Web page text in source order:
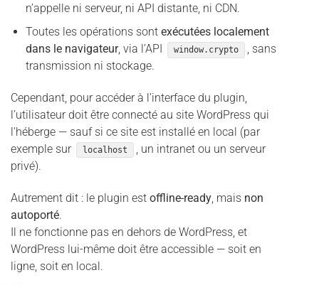
n’appelle ni serveur, ni API distante, ni CDN.
Toutes les opérations sont exécutées localement
dans le navigateur, via l’API window.crypto
, sans
transmission ni stockage.
Cependant, pour accéder à l’interface du plugin,
l’utilisateur doit être connecté au site WordPress qui
l’héberge — sauf si ce site est installé en local (par
exemple sur
localhost
, un intranet ou un serveur
privé).
Autrement dit : le plugin est offline-ready, mais non
autoporté.
Il ne fonctionne pas en dehors de WordPress, et
WordPress lui-même doit être accessible — soit en
ligne, soit en local.